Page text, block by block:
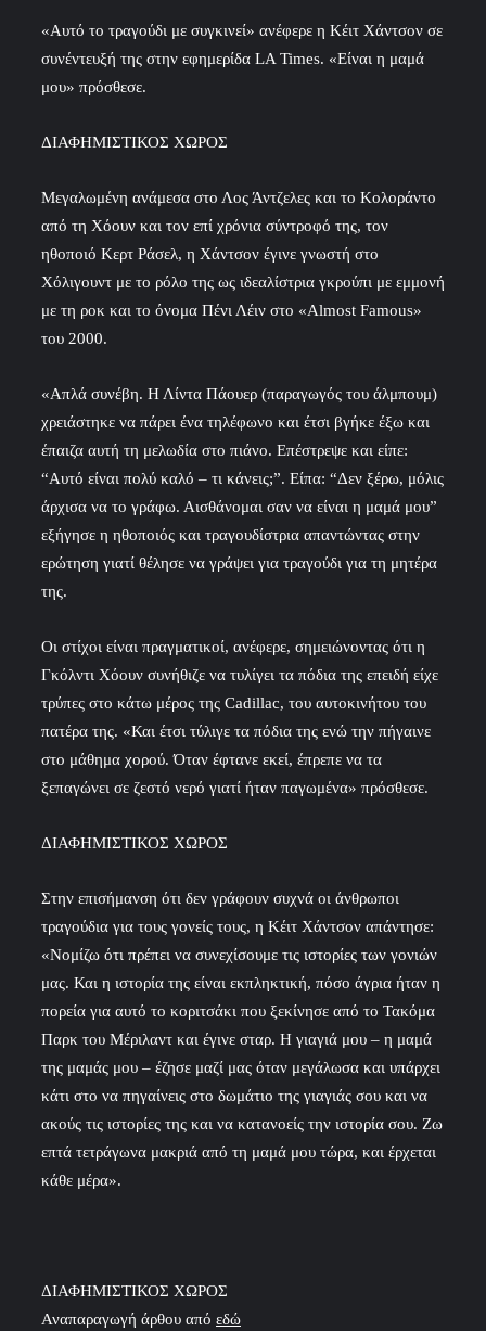
«Αυτό το τραγούδι με συγκινεί» ανέφερε η Κέιτ Χάντσον σε
συνέντευξή της στην εφημερίδα LA Times. «Είναι η μαμά
μου» πρόσθεσε.
ΔΙΑΦΗΜΙΣΤΙΚΟΣ ΧΩΡΟΣ
Μεγαλωμένη ανάμεσα στο Λος Άντζελες και το Κολοράντο
από τη Χόουν και τον επί χρόνια σύντροφό της, τον
ηθοποιό Κερτ Ράσελ, η Χάντσον έγινε γνωστή στο
Χόλιγουντ με το ρόλο της ως ιδεαλίστρια γκρούπι με εμμονή
με τη ροκ και το όνομα Πένι Λέιν στο «Almost Famous»
του 2000.
«Απλά συνέβη. Η Λίντα Πάουερ (παραγωγός του άλμπουμ)
χρειάστηκε να πάρει ένα τηλέφωνο και έτσι βγήκε έξω και
έπαιζα αυτή τη μελωδία στο πιάνο. Επέστρεψε και είπε:
“Αυτό είναι πολύ καλό – τι κάνεις;”. Είπα: “Δεν ξέρω, μόλις
άρχισα να το γράφω. Αισθάνομαι σαν να είναι η μαμά μου”
εξήγησε η ηθοποιός και τραγουδίστρια απαντώντας στην
ερώτηση γιατί θέλησε να γράψει για τραγούδι για τη μητέρα
της.
Οι στίχοι είναι πραγματικοί, ανέφερε, σημειώνοντας ότι η
Γκόλντι Χόουν συνήθιζε να τυλίγει τα πόδια της επειδή είχε
τρύπες στο κάτω μέρος της Cadillac, του αυτοκινήτου του
πατέρα της. «Και έτσι τύλιγε τα πόδια της ενώ την πήγαινε
στο μάθημα χορού. Όταν έφτανε εκεί, έπρεπε να τα
ξεπαγώνει σε ζεστό νερό γιατί ήταν παγωμένα» πρόσθεσε.
ΔΙΑΦΗΜΙΣΤΙΚΟΣ ΧΩΡΟΣ
Στην επισήμανση ότι δεν γράφουν συχνά οι άνθρωποι
τραγούδια για τους γονείς τους, η Κέιτ Χάντσον απάντησε:
«Νομίζω ότι πρέπει να συνεχίσουμε τις ιστορίες των γονιών
μας. Και η ιστορία της είναι εκπληκτική, πόσο άγρια ήταν η
πορεία για αυτό το κοριτσάκι που ξεκίνησε από το Τακόμα
Παρκ του Μέριλαντ και έγινε σταρ. Η γιαγιά μου – η μαμά
της μαμάς μου – έζησε μαζί μας όταν μεγάλωσα και υπάρχει
κάτι στο να πηγαίνεις στο δωμάτιο της γιαγιάς σου και να
ακούς τις ιστορίες της και να κατανοείς την ιστορία σου. Ζω
επτά τετράγωνα μακριά από τη μαμά μου τώρα, και έρχεται
κάθε μέρα».
ΔΙΑΦΗΜΙΣΤΙΚΟΣ ΧΩΡΟΣ
Αναπαραγωγή άρθου από εδώ